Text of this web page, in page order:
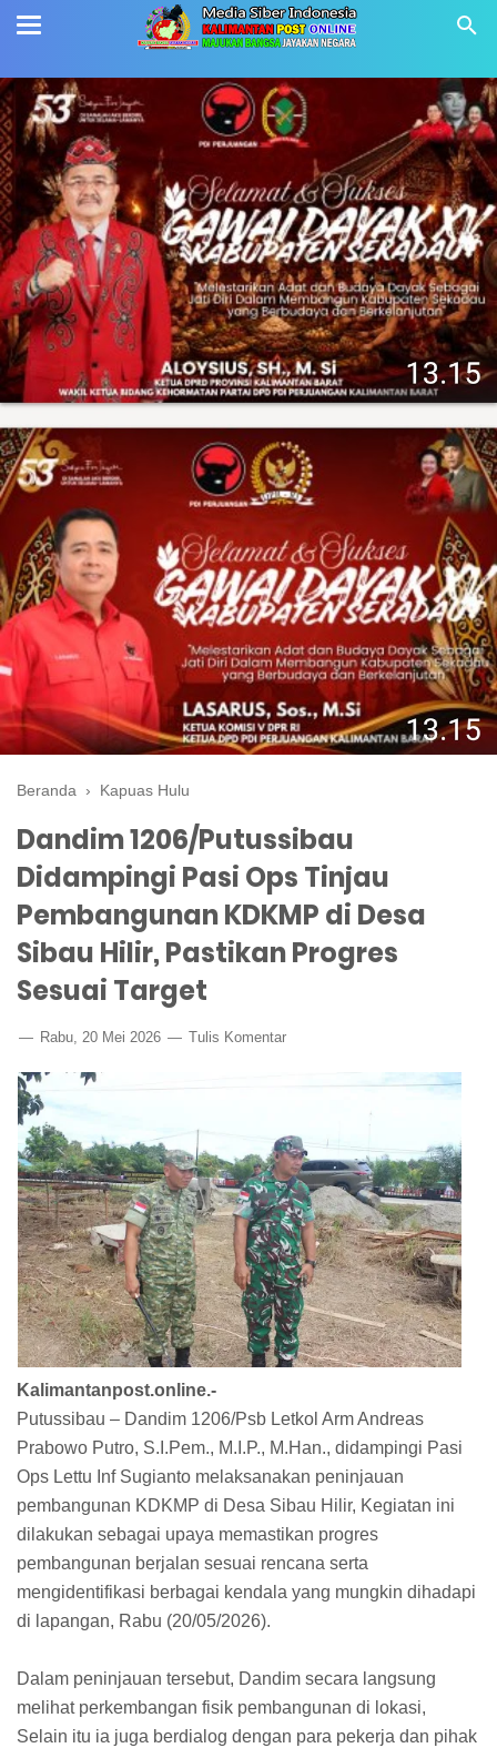
Beranda › Kapuas Hulu
Dandim 1206/Putussibau
Didampingi Pasi Ops Tinjau
Pembangunan KDKMP di Desa
Sibau Hilir, Pastikan Progres
Sesuai Target
Rabu, 20 Mei 2026 Tulis Komentar
Kalimantanpost.online.-
Putussibau – Dandim 1206/Psb Letkol Arm Andreas
Prabowo Putro, S.I.Pem., M.I.P., M.Han., didampingi Pasi
Ops Lettu Inf Sugianto melaksanakan peninjauan
pembangunan KDKMP di Desa Sibau Hilir, Kegiatan ini
dilakukan sebagai upaya memastikan progres
pembangunan berjalan sesuai rencana serta
mengidentifikasi berbagai kendala yang mungkin dihadapi
di lapangan, Rabu (20/05/2026).
Dalam peninjauan tersebut, Dandim secara langsung
melihat perkembangan fisik pembangunan di lokasi,
Selain itu ia juga berdialog dengan para pekerja dan pihak